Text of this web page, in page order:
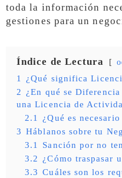
toda la información
gestiones para un
Índice de Lectura
1
¿Qué significa
2 ¿En qué se
una Licencia de
2.1
¿Qué es
3 Háblanos sobre tu
3.1
Sanción por no
3.2 ¿Cómo traspasar
3.3 Cuáles son los